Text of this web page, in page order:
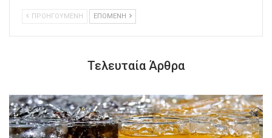
ΠΡΟΗΓΟΥΜΕΝΗ ΕΠΟΜΕΝΗ
Τελευταία Άρθρα